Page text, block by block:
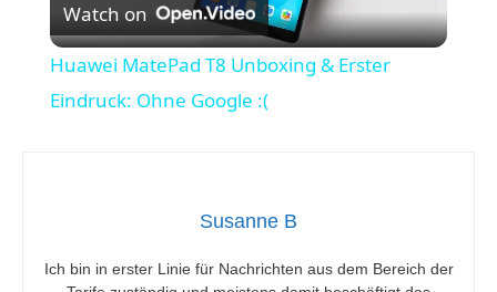
l
a
V
Watch on
Huawei MatePad T8 Unboxing & Erster
Eindruck: Ohne Google :(
Susanne B
Ich bin in erster Linie für Nachrichten aus dem Bereich der